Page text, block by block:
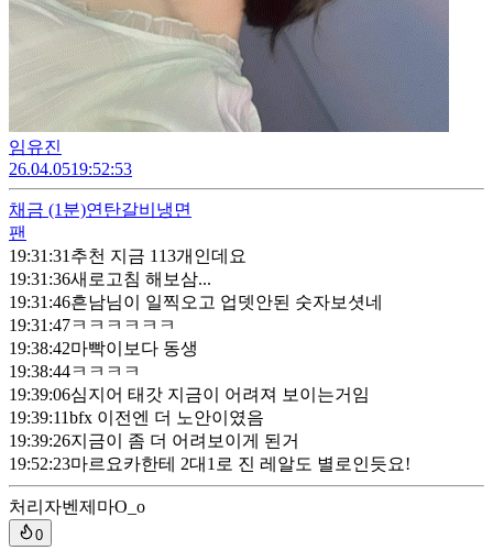
임유진
26.04.0519:52:53
채금 (1분)연탄갈비냉면
팬
19:31:31 추천 지금 113개인데요
19:31:36새로고침 해보삼...
19:31:46흔남님이 일찍오고 업뎃안된 숫자보셧네
19:31:47ㅋㅋㅋㅋㅋㅋ
19:38:42마빡이보다 동생
19:38:44ㅋㅋㅋㅋ
19:39:06심지어 태갓 지금이 어려져 보이는거임
19:39:11bfx 이전엔 더 노안이였음
19:39:26지금이 좀 더 어려보이게 된거
19:52:23마르요카한테 2대1로 진 레알도 별로인듯요!
처리자벤제마O_o
0